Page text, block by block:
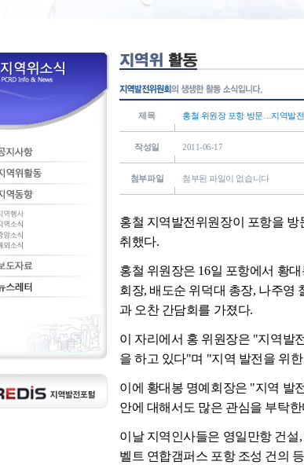
제목 홍철 위원장 포항 방문…지역발
작성일 2011-06-17
첨부파일 첨부된 파일이 없습니다
홍철 지역발전위원장이 포항을
취했다.
홍철 위원장은 16일 포항에서 황
회장, 배도순 위덕대 총장, 나주영
과 오찬 간담회를 가졌다.
이 자리에서 홍 위원장은 "지역발
을 하고 있다"며 "지역 발전을 위
이에 황대봉 명예회장은 "지역 발
안에 대해서도 많은 관심을 부탁
이날 지역인사들은 영일만항 건
벨트 연합갬퍼스 포항 조성 건의